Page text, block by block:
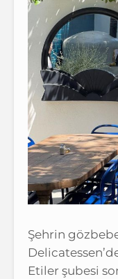
Şehrin
Etiler şubesi